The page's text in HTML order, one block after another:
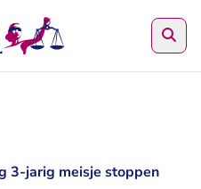
3-jarig meisje stoppen